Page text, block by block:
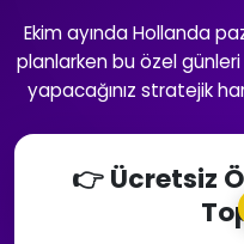
Ekim ayında Hollanda
planlarken bu özel
yapacağınız stratejik
👉 Ücretsiz